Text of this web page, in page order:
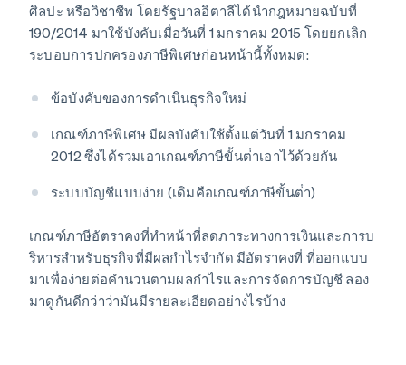
ศิลปะ หรือวิชาชีพ โดยรัฐบาลอิตาลีได้นํากฎหมายฉบับที่
190/2014 มาใช้บังคับเมื่อวันที่ 1 มกราคม 2015 โดยยกเลิก
ระบอบการปกครองภาษีพิเศษก่อนหน้านี้ทั้งหมด:
ข้อบังคับของการดำเนินธุรกิจใหม่
เกณฑ์ภาษีพิเศษ มีผลบังคับใช้ตั้งแต่วันที่ 1 มกราคม
2012 ซึ่งได้รวมเอาเกณฑ์ภาษีขั้นต่ําเอาไว้ด้วยกัน
ระบบบัญชีแบบง่าย (เดิมคือเกณฑ์ภาษีขั้นต่ํา)
เกณฑ์ภาษีอัตราคงที่ทําหน้าที่ลดภาระทางการเงินและการบ
ริหารสําหรับธุรกิจที่มีผลกำไรจํากัด มีอัตราคงที่ ที่ออกแบบ
มาเพื่อง่ายต่อคำนวนตามผลกำไรและการจัดการบัญชี ลอง
มาดูกันดีกว่าว่ามันมีรายละเอียดอย่างไรบ้าง